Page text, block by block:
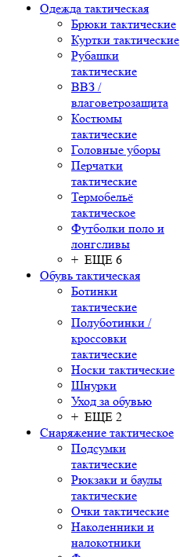
Одежда тактическая
Брюки тактические
Куртки тактические
Рубашки
тактические
ВВЗ /
влаговетрозащита
Костюмы
тактические
Головные уборы
Перчатки
тактические
Термобельё
тактическое
Футболки поло и
лонгсливы
+ ЕЩЕ 6
Обувь тактическая
Ботинки
тактические
Полуботинки /
кроссовки
тактические
Носки тактические
Шнурки
Уход за обувью
+ ЕЩЕ 2
Снаряжение тактическое
Подсумки
тактические
Рюкзаки и баулы
тактические
Очки тактические
Наколенники и
налокотники